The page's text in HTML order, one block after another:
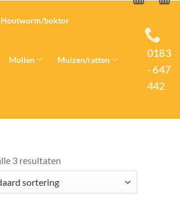
Houtworm/boktor
Mollen Muizen/ratten
0183
- 647
442
3 resultaten